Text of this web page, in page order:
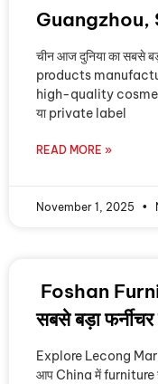
Guangzhou,
चीन आज दुनिया का
products
high-quality
या private label
READ MORE »
November 1, 2025
Foshan
सबसे बड़ा
Explore Lecong
आप China में furniture